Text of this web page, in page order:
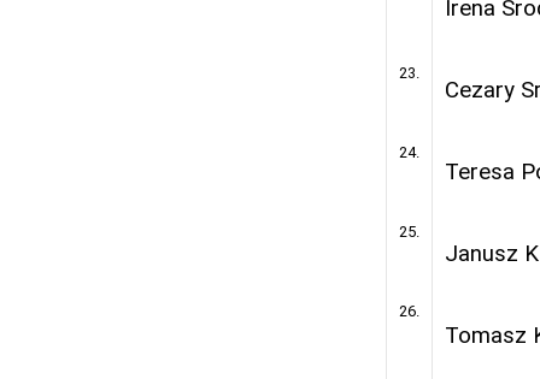
23.
24.
25.
26.
Irena
Cezary
Teresa
Janusz
Tomasz